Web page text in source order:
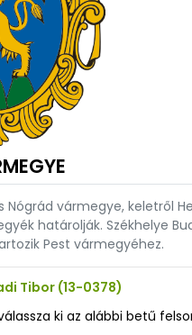
vármegye, keletről
határolják. Székhelye
Pest vármegyéhez.
Tibor (13-0378)
ki az alábbi betű